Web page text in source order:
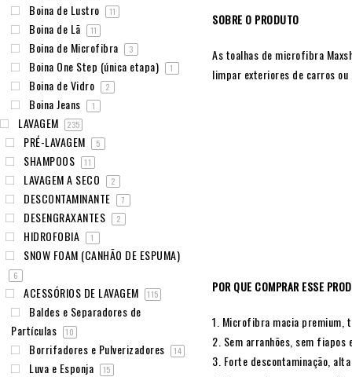
SOBRE O PRODUTO
As toalhas de microfibra
limpar exteriores de carros
POR QUE COMPRAR ESSE
1. Microfibra macia premium,
2. Sem arranhões, sem fiapos
3. Forte descontaminação,
Boina de Lustro 11
Boina de Lã 11
Boina de Microfibra 3
Boina One Step (única etapa) 1
Boina de Vidro 2
Boina Jeans 1
LAVAGEM 235
PRÉ-LAVAGEM 5
SHAMPOOS 11
LAVAGEM A SECO 2
DESCONTAMINANTE 7
DESENGRAXANTES 2
HIDROFOBIA 1
SNOW FOAM (CANHÃO DE ESPUMA)
6
ACESSÓRIOS DE LAVAGEM 115
Baldes e Separadores de
Partículas
10
Borrifadores e Pulverizadores 14
Luva e Esponja 15